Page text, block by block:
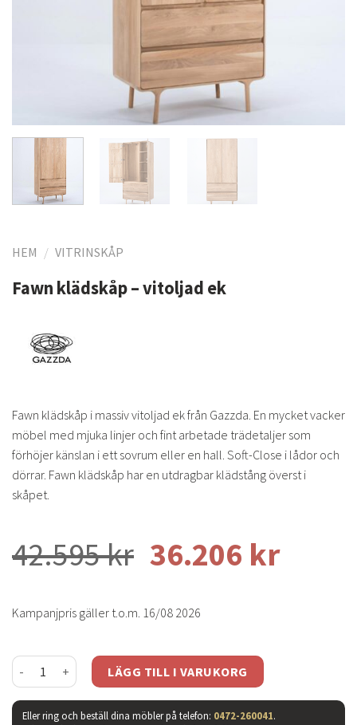
HEM / VITRINSKÅP
Fawn klädskåp – vitoljad ek
Fawn klädskåp i massiv vitoljad ek från Gazzda. En mycket vacker
möbel med mjuka linjer och fint arbetade trädetaljer som
förhöjer känslan i ett sovrum eller en hall. Soft-Close i lådor och
dörrar. Fawn klädskåp har en utdragbar klädstång överst i
skåpet.
42.595kr 36.206 kr
Kampanjpris gäller t.o.m. 16/08 2026
Fawn klädskåp - vitoljad ek mängd
LÄGG TILL I VARUKORG
Eller ring och beställ dina möbler på telefon: 0472-260041.